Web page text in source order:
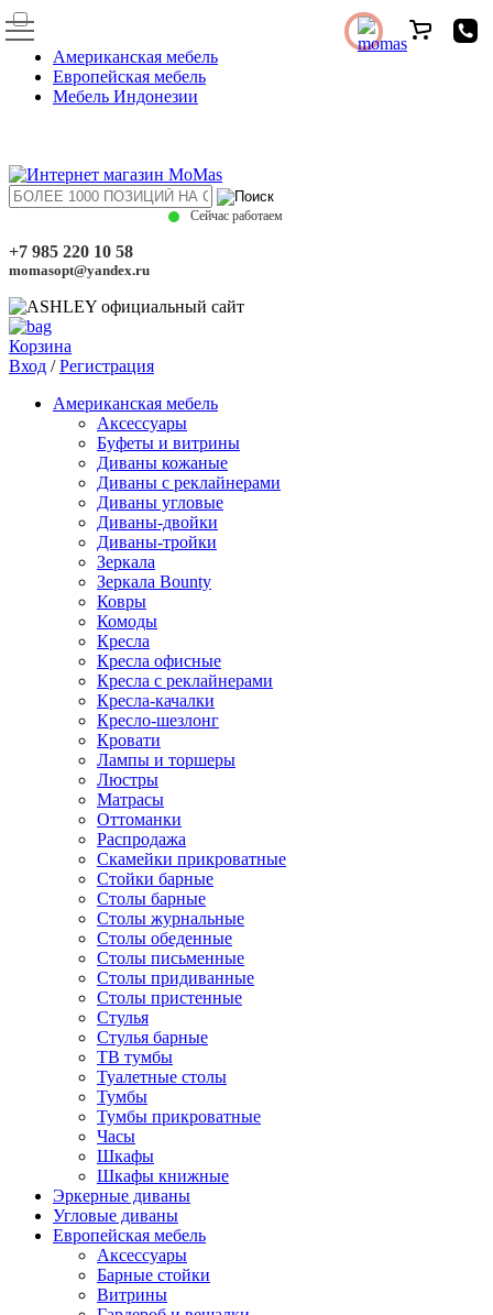
Американская мебель
Европейская мебель
Мебель Индонезии
Сейчас работаем
+7 985 220 10 58
momasopt@yandex.ru
Корзина
Вход /Регистрация
Американская мебель
Аксессуары
Буфеты и витрины
Диваны кожаные
Диваны с реклайнерами
Диваны угловые
Диваны-двойки
Диваны-тройки
Зеркала
Зеркала Bounty
Ковры
Комоды
Кресла
Кресла офисные
Кресла с реклайнерами
Кресла-качалки
Кресло-шезлонг
Кровати
Лампы и торшеры
Люстры
Матрасы
Оттоманки
Распродажа
Скамейки прикроватные
Стойки барные
Столы барные
Столы журнальные
Столы обеденные
Столы письменные
Столы придиванные
Столы пристенные
Стулья
Стулья барные
ТВ тумбы
Туалетные столы
Тумбы
Тумбы прикроватные
Часы
Шкафы
Шкафы книжные
Эркерные диваны
Угловые диваны
Европейская мебель
Аксессуары
Барные стойки
Витрины